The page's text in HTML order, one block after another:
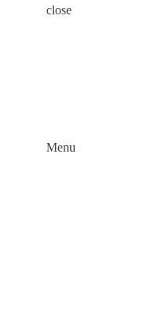
close
Menu